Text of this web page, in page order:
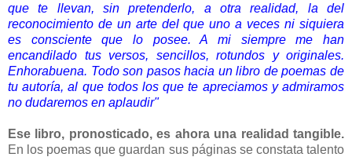
que te llevan, sin pretenderlo, a otra realidad, la del
reconocimiento de un arte del que uno a veces ni siquiera
es consciente que lo posee. A mi siempre me han
encandilado tus versos, sencillos, rotundos y originales.
Enhorabuena. Todo son pasos hacia un libro de poemas de
tu autoría, al que todos los que te apreciamos y admiramos
no dudaremos en aplaudir"
Ese libro, pronosticado, es ahora una realidad tangible.
En los poemas que guardan sus páginas se constata talento